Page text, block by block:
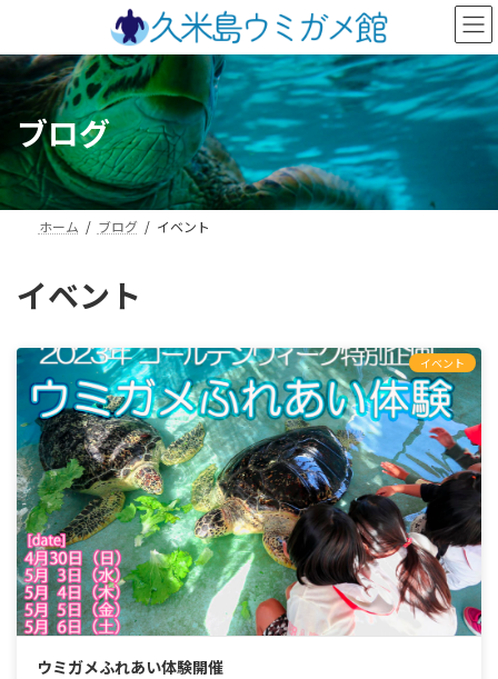
テ
キ
ッ
プ
ゲ
に
移
動
ブログ
ホーム ブログ イベント
イベント
イベント
ウミガメふれあい体験開催